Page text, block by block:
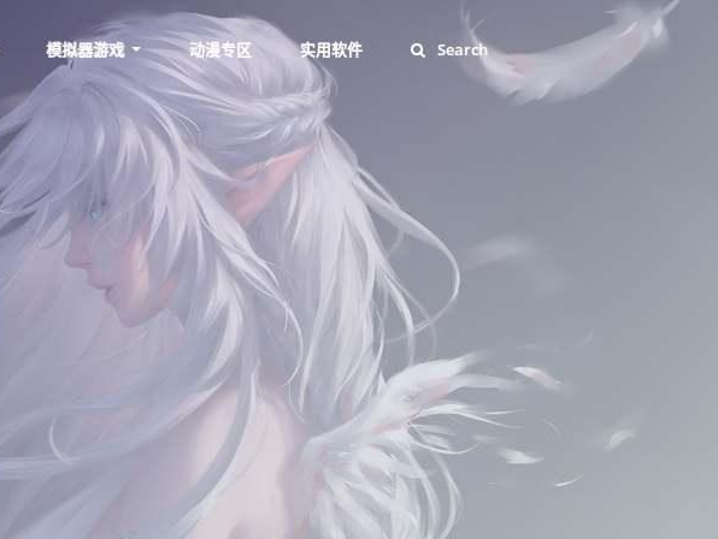
模拟器游戏 动漫专区 实用软件 Search